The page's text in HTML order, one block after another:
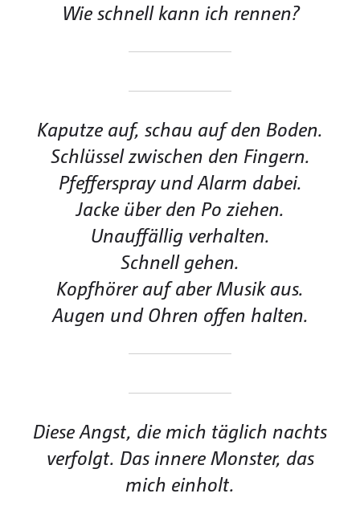
Wie schnell kann ich rennen?
Kaputze auf, schau auf den Boden.
Schlüssel zwischen den Fingern.
Pfefferspray und Alarm dabei.
Jacke über den Po ziehen.
Unauffällig verhalten.
Schnell gehen.
Kopfhörer auf aber Musik aus.
Augen und Ohren offen halten.
Diese Angst, die mich täglich nachts
verfolgt. Das innere Monster, das
mich einholt.